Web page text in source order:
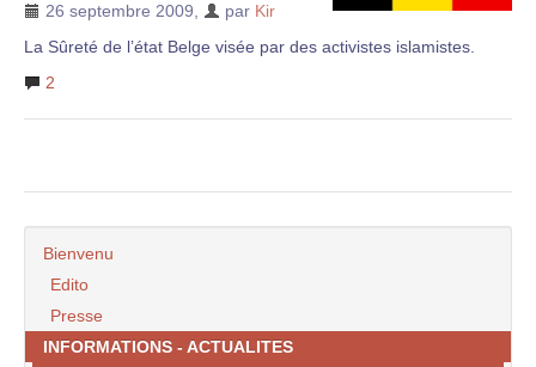
26 septembre 2009 par Kir
La Sûreté de l’état Belge visée par des activistes islamistes.
2
Bienvenu
Edito
Presse
INFORMATIONS - ACTUALITES